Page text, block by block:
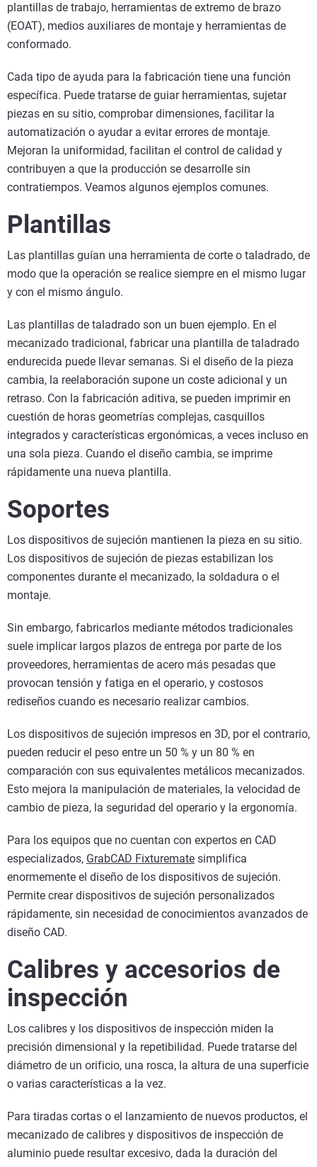
plantillas de trabajo, herramientas de extremo de brazo
(EOAT), medios auxiliares de montaje y herramientas de
conformado.
Cada tipo de ayuda para la fabricación tiene una función
específica. Puede tratarse de guiar herramientas, sujetar
piezas en su sitio, comprobar dimensiones, facilitar la
automatización o ayudar a evitar errores de montaje.
Mejoran la uniformidad, facilitan el control de calidad y
contribuyen a que la producción se desarrolle sin
contratiempos. Veamos algunos ejemplos comunes.
Plantillas
Las plantillas guían una herramienta de corte o taladrado, de
modo que la operación se realice siempre en el mismo lugar
y con el mismo ángulo.
Las plantillas de taladrado son un buen ejemplo. En el
mecanizado tradicional, fabricar una plantilla de taladrado
endurecida puede llevar semanas. Si el diseño de la pieza
cambia, la reelaboración supone un coste adicional y un
retraso. Con la fabricación aditiva, se pueden imprimir en
cuestión de horas geometrías complejas, casquillos
integrados y características ergonómicas, a veces incluso en
una sola pieza. Cuando el diseño cambia, se imprime
rápidamente una nueva plantilla.
Soportes
Los dispositivos de sujeción mantienen la pieza en su sitio.
Los dispositivos de sujeción de piezas estabilizan los
componentes durante el mecanizado, la soldadura o el
montaje.
Sin embargo, fabricarlos mediante métodos tradicionales
suele implicar largos plazos de entrega por parte de los
proveedores, herramientas de acero más pesadas que
provocan tensión y fatiga en el operario, y costosos
rediseños cuando es necesario realizar cambios.
Los dispositivos de sujeción impresos en 3D, por el contrario,
pueden reducir el peso entre un 50 % y un 80 % en
comparación con sus equivalentes metálicos mecanizados.
Esto mejora la manipulación de materiales, la velocidad de
cambio de pieza, la seguridad del operario y la ergonomía.
Para los equipos que no cuentan con expertos en CAD
especializados, GrabCAD Fixturemate simplifica
enormemente el diseño de los dispositivos de sujeción.
Permite crear dispositivos de sujeción personalizados
rápidamente, sin necesidad de conocimientos avanzados de
diseño CAD.
Calibres y accesorios de
inspección
Los calibres y los dispositivos de inspección miden la
precisión dimensional y la repetibilidad. Puede tratarse del
diámetro de un orificio, una rosca, la altura de una superficie
o varias características a la vez.
Para tiradas cortas o el lanzamiento de nuevos productos, el
mecanizado de calibres y dispositivos de inspección de
aluminio puede resultar excesivo, dada la duración del